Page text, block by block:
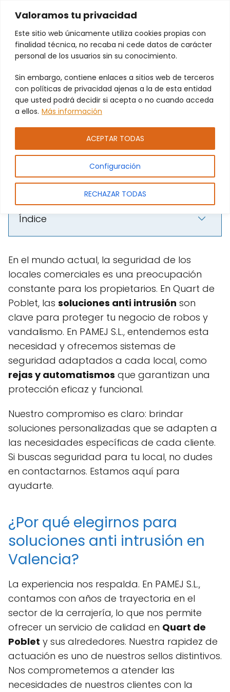
Valoramos tu privacidad
Este sitio web únicamente utiliza cookies propias con
finalidad técnica, no recaba ni cede datos de carácter
personal de los usuarios sin su conocimiento.
Sin embargo, contiene enlaces a sitios web de terceros
con políticas de privacidad ajenas a la de esta entidad
que usted podrá decidir si acepta o no cuando acceda
a ellos. Más información
Configuración
RECHAZAR TODAS
ACEPTAR TODAS
Soluciones anti intrusión para
locales en Quart de Poblet: rejas
y automatismos adaptados
con PAMEJ S.L.
Índice
En el mundo actual, la seguridad de los
locales comerciales es una preocupación
constante para los propietarios. En Quart de
Poblet, las soluciones anti intrusión son
clave para proteger tu negocio de robos y
vandalismo. En PAMEJ S.L., entendemos esta
necesidad y ofrecemos sistemas de
seguridad adaptados a cada local, como
rejas y automatismos que garantizan una
protección eficaz y funcional.
Nuestro compromiso es claro: brindar
soluciones personalizadas que se adapten a
las necesidades específicas de cada cliente.
Si buscas seguridad para tu local, no dudes
en contactarnos. Estamos aquí para
ayudarte.
¿Por qué elegirnos para
soluciones anti intrusión en
Valencia?
La experiencia nos respalda. En PAMEJ S.L.,
contamos con años de trayectoria en el
sector de la cerrajería, lo que nos permite
ofrecer un servicio de calidad en Quart de
Poblet y sus alrededores. Nuestra rapidez de
actuación es uno de nuestros sellos distintivos.
Nos comprometemos a atender las
necesidades de nuestros clientes con la